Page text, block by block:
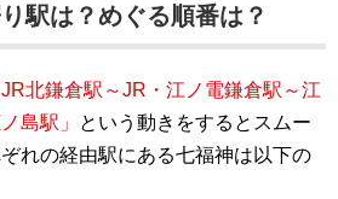
駅は？めぐる順番は？
JR北鎌倉駅～JR・江ノ電鎌倉駅～江
島駅」
という動きをするとスムー
れの経由駅にある七福神は以下の